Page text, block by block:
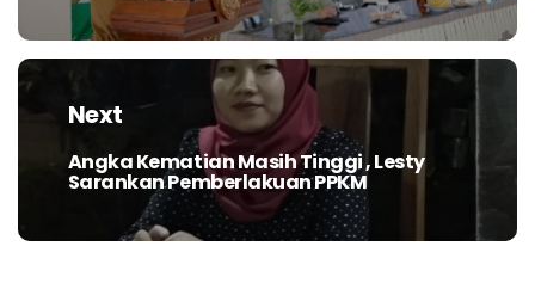
Next
Next
post:
Angka Kematian Masih Tinggi , Lesty
Sarankan Pemberlakuan PPKM